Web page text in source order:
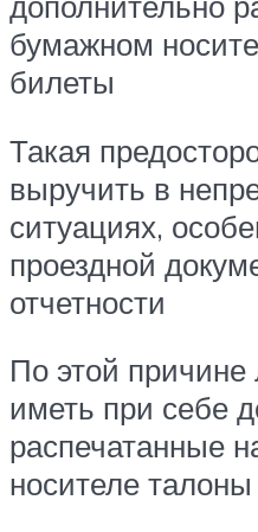
бумажном
билеты
Такая
выручить в
ситуациях,
проездной
отчетности
По этой причине
иметь при себе
распечатанные
носителе